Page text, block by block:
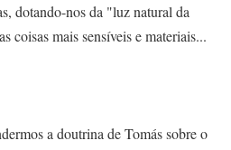
dotando-nos da "luz natural da
coisas mais sensíveis e materiais...
a doutrina de Tomás sobre o